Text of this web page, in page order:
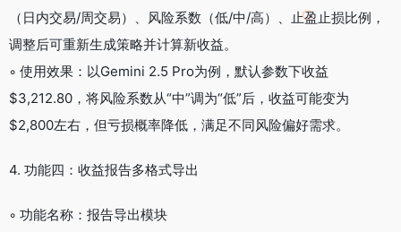
（日内交易/周交易）、风险系数（低/中/高）、止盈止损比例，
调整后可重新生成策略并计算新收益。
◦ 使用效果：以Gemini 2.5 Pro为例，默认参数下收益
$3,212.80，将风险系数从“中”调为“低”后，收益可能变为
$2,800左右，但亏损概率降低，满足不同风险偏好需求。
4. 功能四：收益报告多格式导出
◦ 功能名称：报告导出模块